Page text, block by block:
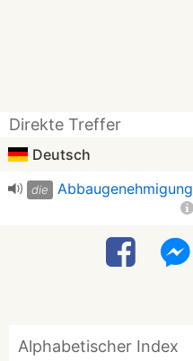
Direkte Treffer
Deutsch
die Abbaugenehmigung
Alphabetischer Index